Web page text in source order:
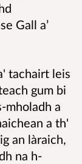
Gall a’
tachairt leis
gum bi
mholadh a
a th'
an làraich,
na h-